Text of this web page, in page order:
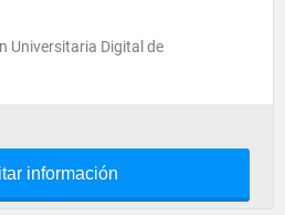
Universitaria Digital de
información